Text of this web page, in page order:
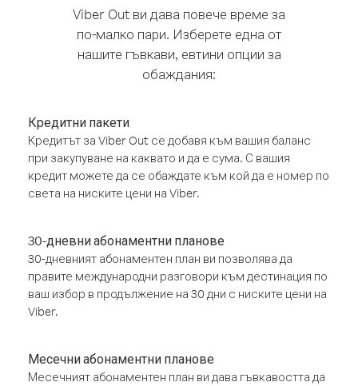
Viber Out ви дава повече време за
по-малко пари. Изберете една от
нашите гъвкави, евтини опции за
обаждания:
Кредитни пакети
Кредитът за Viber Out се добавя към вашия баланс
при закупуване на каквато и да е сума. С вашия
кредит можете да се обаждате към кой да е номер по
света на ниските цени на Viber.
30-дневни абонаментни планове
30-дневният абонаментен план ви позволява да
правите международни разговори към дестинация по
ваш избор в продължение на 30 дни с ниските цени на
Viber.
Месечни абонаментни планове
Месечният абонаментен план ви дава гъвкавостта да